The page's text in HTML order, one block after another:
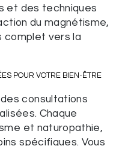
et des techniques
du magnétisme,
complet vers la
POUR VOTRE BIEN-ÊTRE
consultations
Chaque
et naturopathie,
spécifiques. Vous